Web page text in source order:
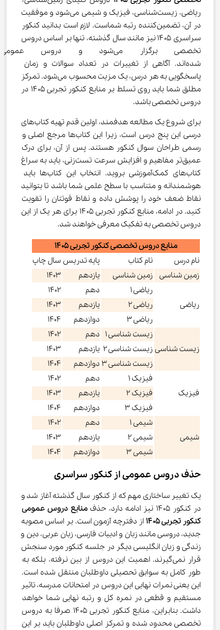
ریاضی، زیست‌شناسی، فیزیک و شیمی می‌شود و موفقیت
در آن، تضمین‌کننده رتبه شماست. لازم است بدانید کنکور
سراسری ۱۴۰۵ نیز مانند سال گذشته، تنها بر اساس دروس
تخصصی برگزار می‌شود و
شده‌اند. آگاهی از تغییرات در تعداد سوالات و زمان
پاسخگویی به هر درس، یک مزیت محسوب می‌شود. تمرکز
مطلق شما باید روی تسلط بر منابع کنکور تجربی ۱۴۰۵ در
دروس تخصصی باشد.
برای شروع یک مطالعه هدفمند، اولین قدم تهیه کتاب‌های
درسی این پنج درس است، زیرا این کتاب‌ها مرجع اصلی و
رسمی طراحان سوال کنکور هستند. پس از آن، برای درک
عمیق‌تر مفاهیم و افزایش سرعت تست‌زنی، باید به سراغ
کتاب‌های کمک‌آموزشی بروید. انتخاب این کتاب‌ها باید
هوشمندانه و متناسب با سطح علمی شما باشد تا بتوانید
نقاط ضعف خود را پوشش داده و نقاط قوتتان را تقویت
کنید. در ادامه، منابع کنکور تجربی ۱۴۰۵ برای هر یک از این
دروس تخصصی به تفکیک معرفی خواهند شد.
منابع دروس تخصصی کنکور تجربی ۱۴۰۵
نام درس
نام کتاب پایه تدریس سال چاپ
زمین شناسی
زمین شناسی یازدهم 1403
ریاضی
ریاضی 1 دهم
1402
ریاضی 2
یازدهم
1403
ریاضی 3
دوازدهم 1404
زیست شناسی
زیست شناسی 1 دهم
1402
زیست شناسی 2
یازدهم
1403
زیست شناسی 3
دوازدهم 1404
فیزیک
فیزیک 1 دهم
1402
فیزیک 2
یازدهم
1403
فیزیک 3
دوازدهم 1404
شیمی
شیمی 1 دهم
1402
شیمی 2
یازدهم
1403
شیمی 3
دوازدهم 1404
حذف دروس عمومی از کنکور سراسری
یک تغییر ساختاری مهم که از کنکور سال گذشته آغاز شد و
در کنکور ۱۴۰۵ نیز ادامه دارد، حذف
منابع دروس عمومی
کنکور تجربی ۱۴۰۵
از دفترچه آزمون است. بر اساس مصوبه
جدید، دروسی مانند زبان و ادبیات فارسی، زبان عربی، دین و
زندگی و زبان انگلیسی دیگر در جلسه کنکور مورد سنجش
قرار نمی‌گیرند. اهمیت این دروس از بین نرفته، بلکه به
طور کامل به سوابق تحصیلی داوطلبان منتقل شده است.
این یعنی نمرات نهایی این دروس در امتحانات مدرسه، تاثیر
مستقیم و قطعی در نمره کل و رتبه نهایی شما خواهد
داشت. بنابراین، منابع کنکور تجربی ۱۴۰۵ صرفا به دروس
تخصصی محدود شده و تمرکز اصلی داوطلبان باید بر این